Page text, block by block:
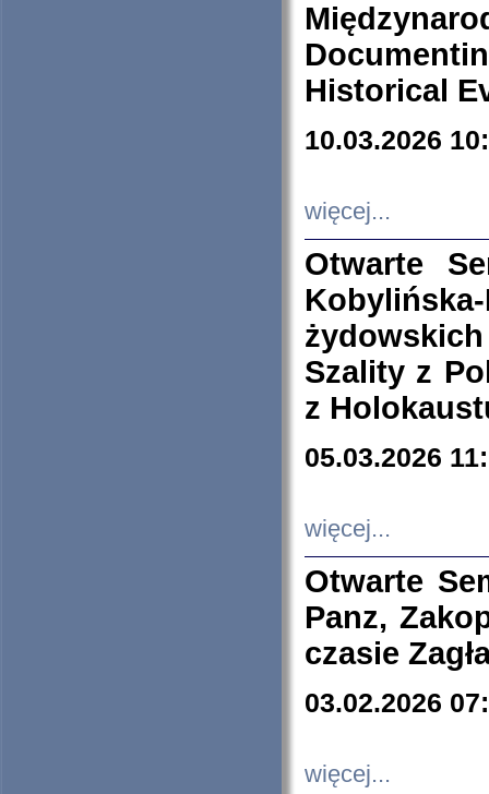
Historical
10.03.2026
więcej...
Otwarte
Szality z
z
05.03.2026
więcej...
Otwarte
Panz,
czasie
03.02.2026
więcej...